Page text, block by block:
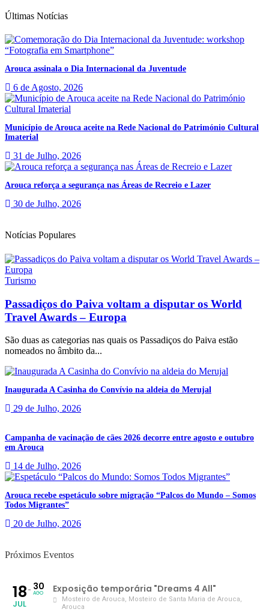
Últimas Notícias
Arouca assinala o Dia Internacional da Juventude
6 de Agosto, 2026
Município de Arouca aceite na Rede Nacional do Património Cultural
Imaterial
31 de Julho, 2026
Arouca reforça a segurança nas Áreas de Recreio e Lazer
30 de Julho, 2026
Notícias Populares
Turismo
Passadiços do Paiva voltam a disputar os World
Travel Awards – Europa
São duas as categorias nas quais os Passadiços do Paiva estão
nomeados no âmbito da...
Inaugurada A Casinha do Convívio na aldeia do Merujal
29 de Julho, 2026
Campanha de vacinação de cães 2026 decorre entre agosto e outubro
em Arouca
14 de Julho, 2026
Arouca recebe espetáculo sobre migração “Palcos do Mundo – Somos
Todos Migrantes”
20 de Julho, 2026
Próximos Eventos
18
JUL
30
AGO Exposição temporária "Dreams 4 All"
Mosteiro de Arouca, Mosteiro de Santa Maria de Arouca,
Arouca